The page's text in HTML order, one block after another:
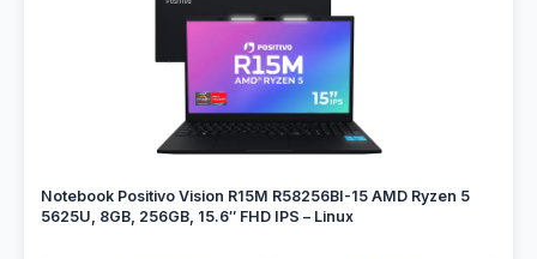
Notebook Positivo Vision R15M R58256BI-15 AMD Ryzen 5
5625U, 8GB, 256GB, 15.6″ FHD IPS – Linux